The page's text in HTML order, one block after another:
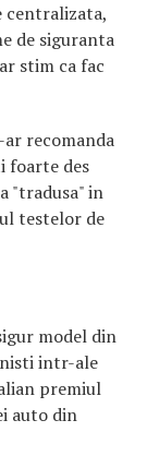
centralizata,
de siguranta
stim ca fac
recomanda
foarte des
"tradusa" in
testelor de
model din
intr-ale
premiul
auto din